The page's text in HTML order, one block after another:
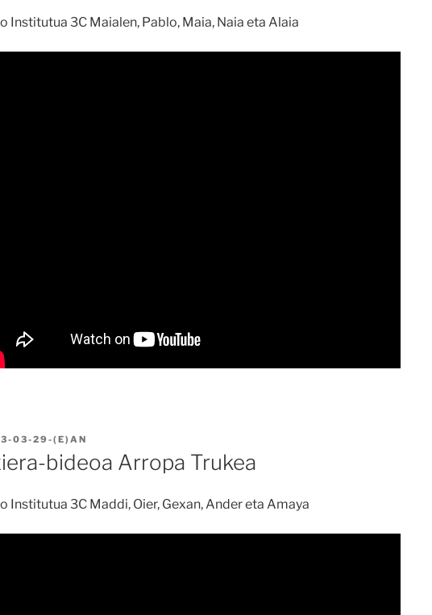
Institutua 3C Maialen, Pablo, Maia, Naia eta Alaia
03-29-(E)AN
bideoa Arropa Trukea
Institutua 3C Maddi, Oier, Gexan, Ander eta Amaya